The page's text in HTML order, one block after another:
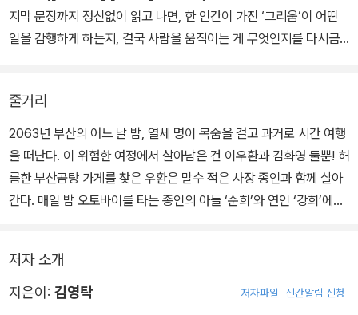
탕』의 마지막 페이지를 덮었지만 아직도 따뜻한 온기가 남아 있다.
지막 문장까지 정신없이 읽고 나면, 한 인간이 가진 ‘그리움’이 어떤
일을 감행하게 하는지, 결국 사람을 움직이는 게 무엇인지를 다시금
줄거리
2063년 부산의 어느 날 밤, 열세 명이 목숨을 걸고 과거로 시간 여행
을 떠난다. 이 위험한 여정에서 살아남은 건 이우환과 김화영 둘뿐! 허
름한 부산곰탕 가게를 찾은 우환은 말수 적은 사장 종인과 함께 살아
간다. 매일 밤 오토바이를 타는 종인의 아들 ‘순희’와 연인 ‘강희’에게
비현실적인 사건들이 연이어 터지는데…! 이 모든 일이 ‘우환’과 ‘화
영’이 건너온 그날부터 시작된 거라면? 돌아가야 할 2063년 부산과
저자 소개
지은이: 김영탁 저자파일 신간알림 신청